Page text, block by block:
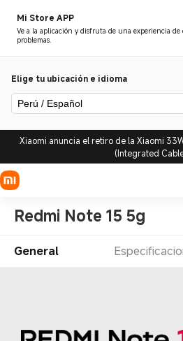
Mi Store APP
Ve a la aplicación y disfruta de una experiencia de
problemas.
Elige tu ubicación e idioma
Perú / Español
Xiaomi anuncia el retiro de la Xiaomi
(Integrated
Redmi Note 15 5g
General